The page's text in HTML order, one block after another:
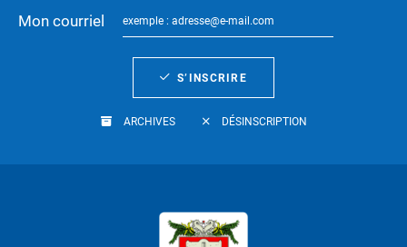
Mon courriel
S’INSCRIRE
ARCHIVES DÉSINSCRIPTION